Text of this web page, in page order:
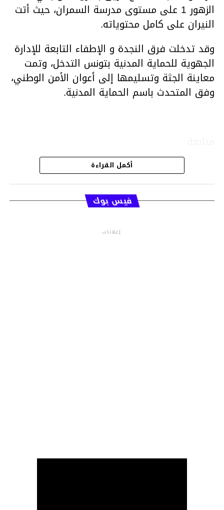
الزهور 1 على مستوى مدرسة السمران، حيث أتت
النيران على كامل محتوياته.
وقد تدخلت فرق النجدة و الإطفاء التابعة للإدارة
الجهوية للحماية المدنية بتونس التدخل، وتمت
معاينة الجثة وتسليمها إلى أعوان الأمن الوطني،
وفق المتحدث باسم الحماية المدنية.
قسم الاخبار
أكمل القراءة
فيس بوك
إعلانات